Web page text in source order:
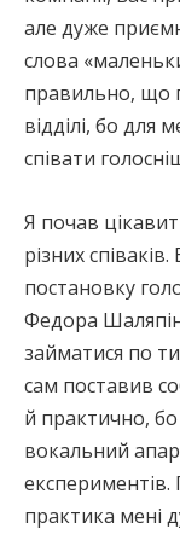
але дуже
слова
правильно, що
відділі, бо
співати
Я почав
різних
постановку
Федора
займатися по
сам поставив
й практично, бо
вокальний
експериментів.
практика мені